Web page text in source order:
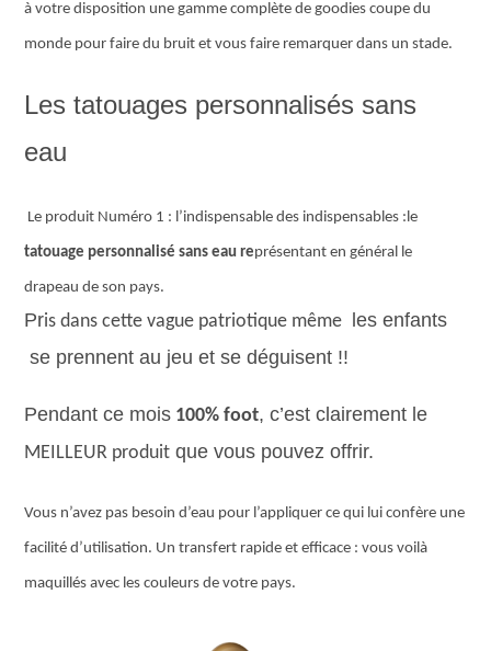
à votre disposition une gamme complète de goodies coupe du
monde pour faire du bruit et vous faire remarquer dans un stade.
Les tatouages personnalisés sans
eau
Le produit Numéro 1 : l’indispensable des indispensables :le
tatouage personnalisé sans eau représentant en général le
drapeau de son pays.
Pris dans cette vague patriotique même
les enfants
se prennent au jeu et se déguisent !!
Pendant ce mois 100% foot, c’est clairement le
MEILLEUR produit que vous pouvez offrir.
Vous n’avez pas besoin d’eau pour l’appliquer ce qui lui confère une
facilité d’utilisation. Un transfert rapide et efficace : vous voilà
maquillés avec les couleurs de votre pays.